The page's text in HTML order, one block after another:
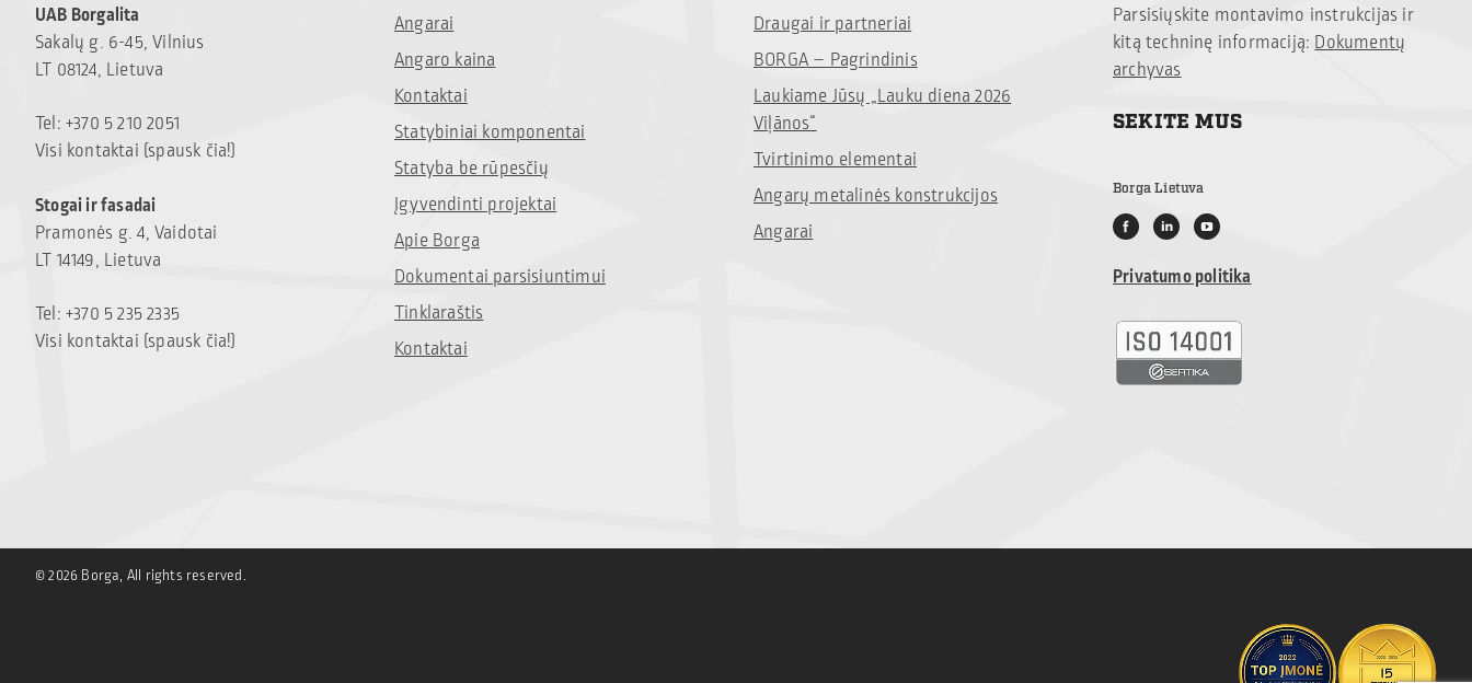
UAB Borgalita
Sakalų g. 6-45, Vilnius
LT 08124, Lietuva
Tel: +370 5 210 2051
Visi kontaktai (spausk čia!)
Stogai ir fasadai
Pramonės g. 4, Vaidotai
LT 14149, Lietuva
Tel: +370 5 235 2335
Visi kontaktai (spausk čia!)
Angarai
Angaro kaina
Kontaktai
Statybiniai komponentai
Statyba be rūpesčių
Įgyvendinti projektai
Apie Borga
Dokumentai parsisiuntimui
Tinklaraštis
Kontaktai
Draugai ir partneriai
BORGA – Pagrindinis
Laukiame Jūsų „Lauku diena 2026
Viļānos“
Tvirtinimo elementai
Angarų metalinės konstrukcijos
Angarai
Parsisiųskite montavimo instrukcijas ir
kitą techninę informaciją: Dokumentų
archyvas
SEKITE MUS
Borga Lietuva
Privatumo politika
© 2026 Borga, All rights reserved.